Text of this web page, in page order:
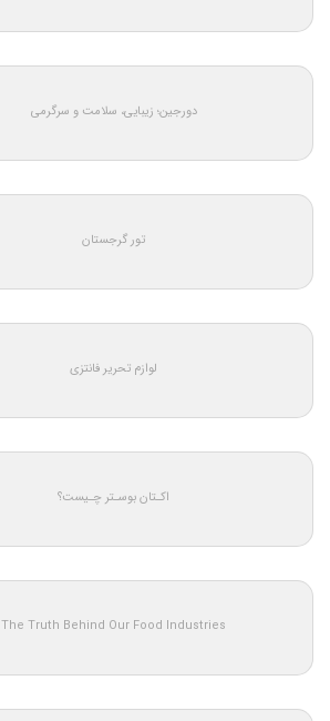
دورجین؛ زیبایی، سلامت و سرگرمی
تور گرجستان
لوازم تحریر فانتزی
اکـتان بوسـتر چـیست؟
The Truth Behind Our Food Industries